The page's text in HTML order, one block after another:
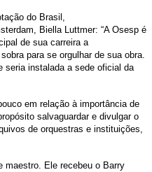
do Brasil,
Biella Luttmer: “A Osesp é
de sua carreira a
para se orgulhar de sua obra.
seria instalada a sede oficial da
em relação à importância de
salvaguardar e divulgar o
de orquestras e instituições,
maestro. Ele recebeu o Barry